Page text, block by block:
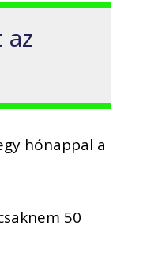
hónappal a
50